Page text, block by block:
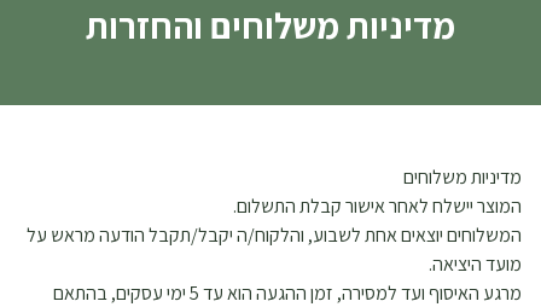
מדיניות משלוחים והחזרות
מדיניות משלוחים
המוצר יישלח לאחר אישור קבלת התשלום.
המשלוחים יוצאים אחת לשבוע, והלקוח/ה יקבל/תקבל הודעה מראש על
מועד היציאה.
מרגע האיסוף ועד למסירה, זמן ההגעה הוא עד 5 ימי עסקים, בהתאם